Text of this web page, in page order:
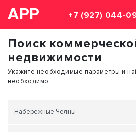
АРР +7 (927) 044-
Поиск
недвижимости
Укажите необходимые параметры и
необходимо.
Набережные Челны